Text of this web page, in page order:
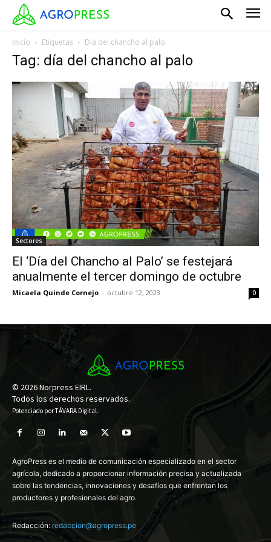
Inicio Etiquetas Día del chancho al palo
Tag: día del chancho al palo
Sectores
El ‘Día del Chancho al Palo’ se festejará
anualmente el tercer domingo de octubre
Micaela Quinde Cornejo - octubre 12, 2023 0
© 2026 Norpress EIRL.
Todos los derechos reservados.
Potenciado porTÁVARA Digital.
AgroPress es el medio de comunicación especializado en el sector
agrícola, dedicado a proporcionar información precisa y actualizada
sobre las tendencias, innovaciones y desafíos que enfrentan los
productores y profesionales del agro.
Redacción:redaccion@agropress.pe